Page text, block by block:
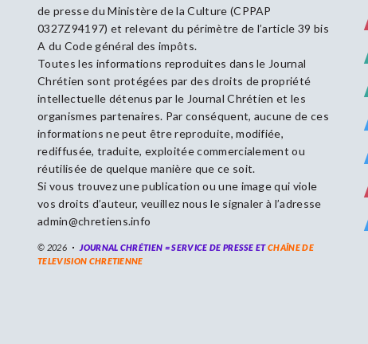
de presse du Ministère de la Culture (CPPAP
0327Z94197) et relevant du périmètre de l’article 39 bis
A du Code général des impôts.
Toutes les informations reproduites dans le Journal
Chrétien sont protégées par des droits de propriété
intellectuelle détenus par le Journal Chrétien et les
organismes partenaires. Par conséquent, aucune de ces
informations ne peut être reproduite, modifiée,
rediffusée, traduite, exploitée commercialement ou
réutilisée de quelque manière que ce soit.
Si vous trouvez une publication ou une image qui viole
vos droits d’auteur, veuillez nous le signaler à l’adresse
admin@chretiens.info
© 2026 JOURNAL CHRÉTIEN = SERVICE DE PRESSE ETCHAÎNE DE
TELEVISION CHRETIENNE